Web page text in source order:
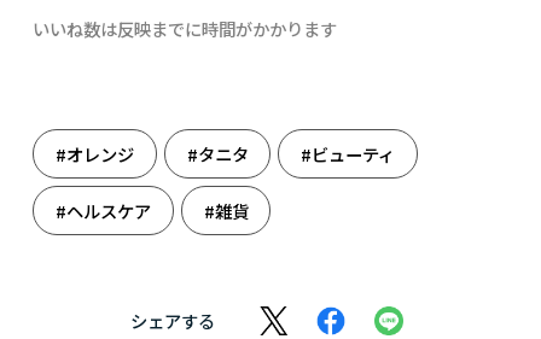
いいね数は反映までに時間がかかります
#オレンジ #タニタ #ビューティ
#ヘルスケア #雑貨
シェアする